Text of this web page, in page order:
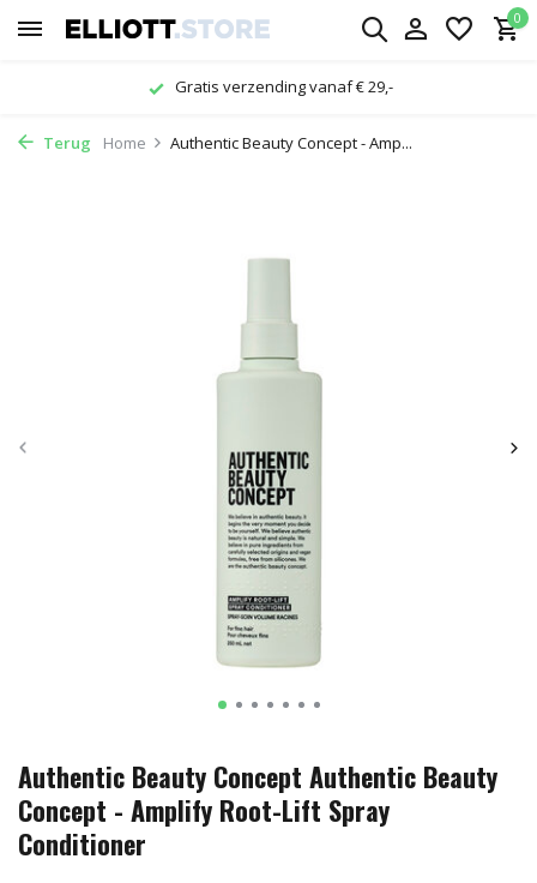
0
Gratis verzending vanaf € 29,-
Terug Home Authentic Beauty Concept - Amp...
Authentic Beauty Concept Authentic Beauty
Concept - Amplify Root-Lift Spray
Conditioner